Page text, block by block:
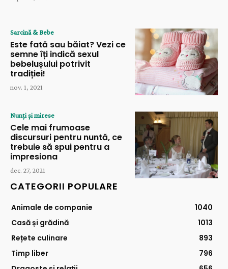
Sarcină & Bebe
Este fată sau băiat? Vezi ce
semne îți indică sexul
bebelușului potrivit
tradiției!
nov. 1, 2021
Nunți și mirese
Cele mai frumoase
discursuri pentru nuntă, ce
trebuie să spui pentru a
impresiona
dec. 27, 2021
CATEGORII POPULARE
Animale de companie
1040
Casă și grădină
1013
Rețete culinare
893
Timp liber
796